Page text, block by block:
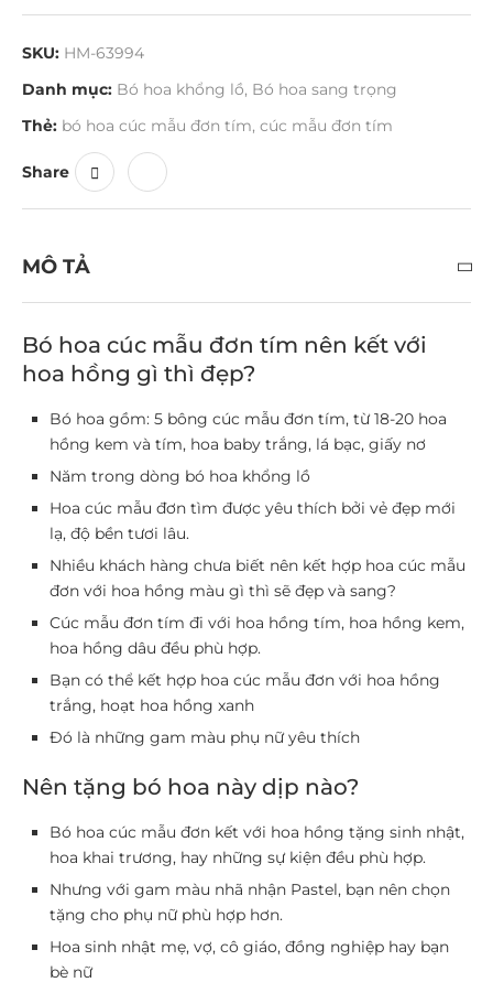
SKU: HM-63994
Danh mục: Bó hoa khổng lồ, Bó hoa sang trọng
Thẻ: bó hoa cúc mẫu đơn tím, cúc mẫu đơn tím
Share
MÔ TẢ
Bó hoa cúc mẫu đơn tím nên kết với
hoa hồng gì thì đẹp?
Bó hoa gồm: 5 bông cúc mẫu đơn tím, từ 18-20 hoa
hồng kem và tím, hoa baby trắng, lá bạc, giấy nơ
Năm trong dòng bó hoa khổng lồ
Hoa cúc mẫu đơn tìm được yêu thích bởi vẻ đẹp mới
lạ, độ bền tươi lâu.
Nhiều khách hàng chưa biết nên kết hợp hoa cúc mẫu
đơn với hoa hồng màu gì thì sẽ đẹp và sang?
Cúc mẫu đơn tím đi với hoa hồng tím, hoa hồng kem,
hoa hồng dâu đều phù hợp.
Bạn có thể kết hợp hoa cúc mẫu đơn với hoa hồng
trắng, hoạt hoa hồng xanh
Đó là những gam màu phụ nữ yêu thích
Nên tặng bó hoa này dịp nào?
Bó hoa cúc mẫu đơn kết với hoa hồng tặng sinh nhật,
hoa khai trương, hay những sự kiện đều phù hợp.
Nhưng với gam màu nhã nhận Pastel, bạn nên chọn
tặng cho phụ nữ phù hợp hơn.
Hoa sinh nhật mẹ, vợ, cô giáo, đồng nghiệp hay bạn
bè nữ